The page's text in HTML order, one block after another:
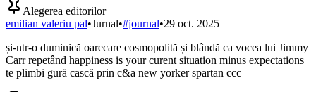
Alegerea editorilor
emilian valeriu pal•Jurnal•#journal•29 oct. 2025
și-ntr-o duminică oarecare cosmopolită și blândă ca vocea lui Jimmy
Carr repetând happiness is your curent situation minus expectations
te plimbi gură cască prin c&a new yorker spartan ccc